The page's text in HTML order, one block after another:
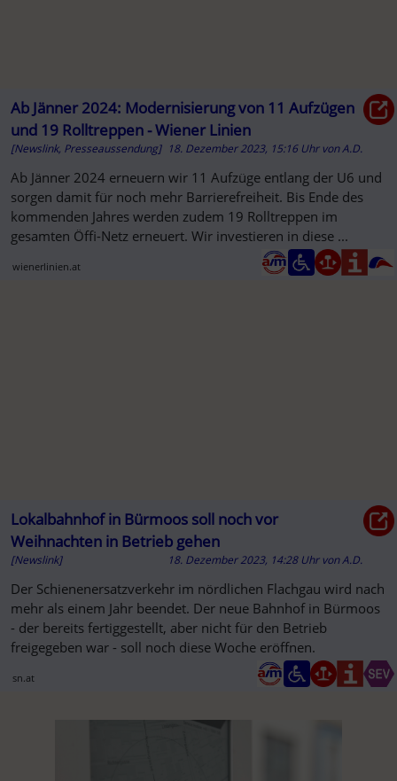
Ab Jänner 2024: Modernisierung von 11 Aufzügen
und 19 Rolltreppen - Wiener Linien
[Newslink, Presseaussendung] 18. Dezember 2023, 15:16 Uhr vonA.D.
Ab Jänner 2024 erneuern wir 11 Aufzüge entlang der U6 und
sorgen damit für noch mehr Barrierefreiheit. Bis Ende des
kommenden Jahres werden zudem 19 Rolltreppen im
gesamten Öffi-Netz erneuert. Wir investieren in diese ...
wienerlinien.at
Lokalbahnhof in Bürmoos soll noch vor
Weihnachten in Betrieb gehen
[Newslink] 18. Dezember 2023, 14:28 Uhr vonA.D.
Der Schienenersatzverkehr im nördlichen Flachgau wird nach
mehr als einem Jahr beendet. Der neue Bahnhof in Bürmoos
- der bereits fertiggestellt, aber nicht für den Betrieb
freigegeben war - soll noch diese Woche eröffnen.
sn.at